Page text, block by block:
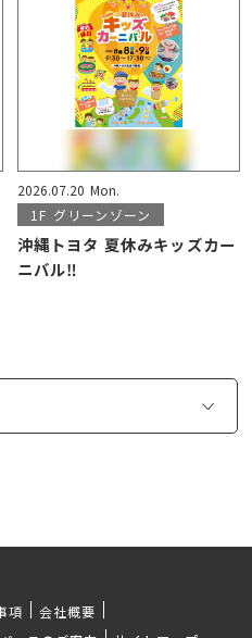
2026.07.20 Mon.
1F グリーンゾーン
沖縄トヨタ 夏休みキッズカー
ニバル‼️
項
会社概要